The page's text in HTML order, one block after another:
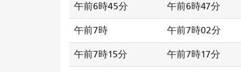
午前6時45分 午前6時47分
午前7時 午前7時02分
午前7時15分 午前7時17分